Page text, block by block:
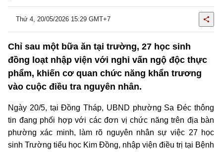
Thứ 4, 20/05/2026 15:29 GMT+7
Chỉ sau một bữa ăn tại trường, 27 học sinh
đồng loạt nhập viện với nghi vấn ngộ độc thực
phẩm, khiến cơ quan chức năng khẩn trương
vào cuộc điều tra nguyên nhân.
Ngày 20/5, tại Đồng Tháp, UBND phường Sa Đéc thông
tin đang phối hợp với các đơn vị chức năng trên địa bàn
phường xác minh, làm rõ nguyên nhân sự việc 27 học
sinh Trường tiểu học Kim Đồng, nhập viện điều trị tại Bệnh